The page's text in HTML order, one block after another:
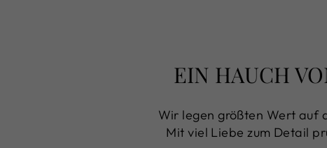
EIN HAUCH
Wir legen größten Wert auf
Mit viel Liebe zum Detail